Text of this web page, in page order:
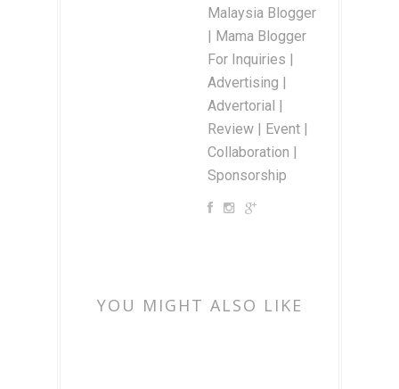
Malaysia Blogger
| Mama Blogger
For Inquiries |
Advertising |
Advertorial |
Review | Event |
Collaboration |
Sponsorship
YOU MIGHT ALSO LIKE